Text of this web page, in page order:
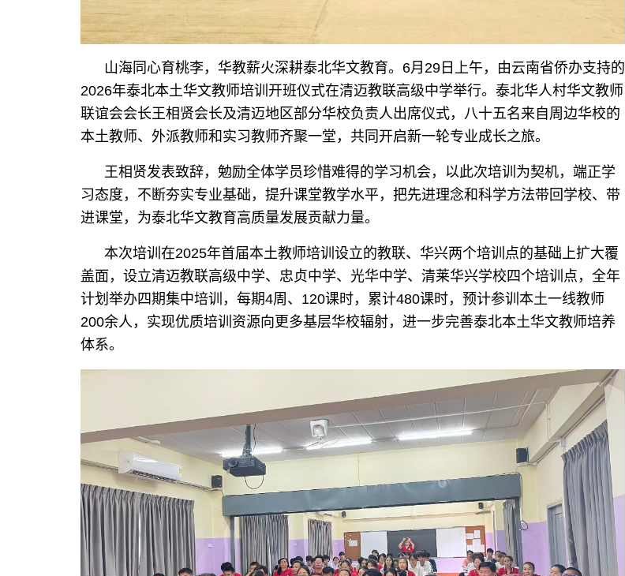
山海同心育桃李，华教薪火深耕泰北华文教育。 6月 29 日上午，由云南省侨办支持的
2026年泰北本土华文教师培训开班仪式在清迈教联高级中学举行。泰北华人村华文教师
联谊会会长王相贤会长及清迈地区部分华校负责人出席仪式， 八十五名来自周边华校的
本土教师、外派教师和实习教师齐聚一堂，共同开启新一轮专业成长之旅。
王相贤发表致辞，勉励全体学员珍惜难得的学习机会，以此次培训为契机，端正学
习态度，不断夯实专业基础，提升课堂教学水平，把先进理念和科学方法带回学校、带
进课堂，为泰北华文教育高质量发展贡献力量。
本次培训在2025年首届本土教师培训设立的教联、华兴两个培训点的基础上扩大覆
盖面，设立清迈教联高级中学、忠贞中学、光华中学、清莱华兴学校四个培训点，全年
计划举办四期集中培训，每期4周、120课时，累计480课时，预计参训本土一线教师
200余人，实现优质培训资源向更多基层华校辐射，进一步完善泰北本土华文教师培养
体系。